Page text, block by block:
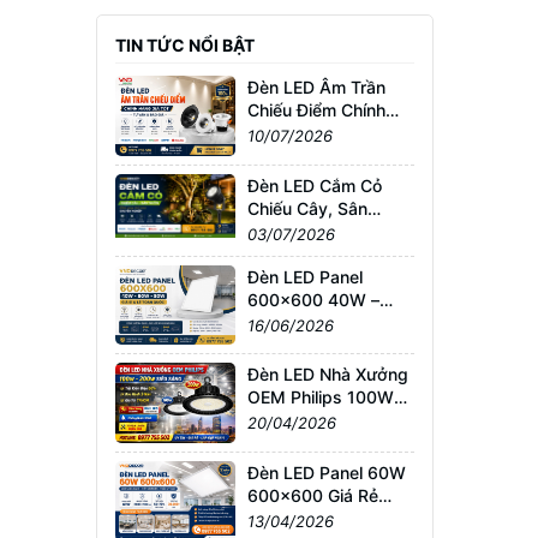
TIN TỨC NỔI BẬT
Đèn LED Âm Trần
Chiếu Điểm Chính
Hãng Giá Tốt | Tư
10/07/2026
Đèn LED Cắm Cỏ
Chiếu Cây, Sân
Vườn Giá Tốt –
Chống Nước IP65,
Bảo Hành Chính
Hãng
03/07/2026
Đèn LED Panel
600x600 40W –
60W – 80W Giá Sỉ &
16/06/2026
Đèn LED Nhà Xưởng
OEM Philips 100W–
200W Siêu Sáng –
Hành 3 Năm
20/04/2026
Đèn LED Panel 60W
600x600 Giá Rẻ
TPHCM – Sáng
13/04/2026